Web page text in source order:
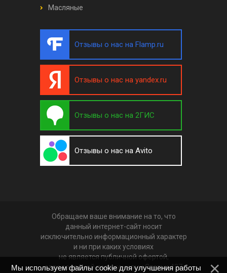
Масляные
Отзывы о нас на Flamp.ru
Отзывы о нас на yandex.ru
Отзывы о нас на 2ГИС
Отзывы о нас на Avito
Обращаем ваше внимание на то, что
данный интернет-сайт носит
исключительно информационный характер
и ни при каких условиях
не является публичной офертой,
определяемой положениями Статьи 437
Мы используем файлы cookie для улучшения работы